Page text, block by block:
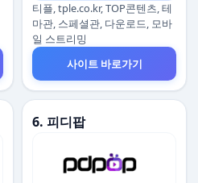
티플, tple.co.kr, TOP콘텐츠, 테
마관, 스페셜관, 다운로드, 모바
일 스트리밍
사이트 바로가기
6. 피디팝